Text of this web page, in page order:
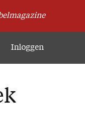
Inloggen